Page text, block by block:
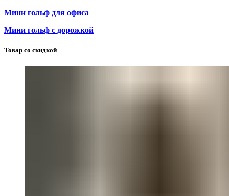
Мини гольф для офиса
Мини гольф с дорожкой
Товар со скидкой